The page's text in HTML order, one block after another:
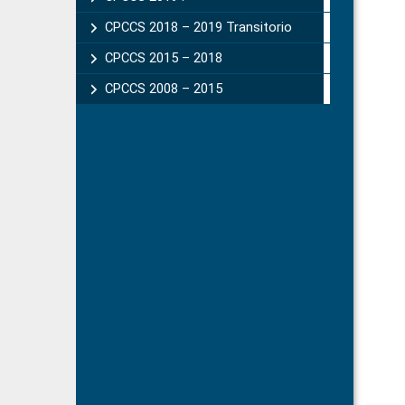
CPCCS 2018 – 2019 Transitorio
CPCCS 2015 – 2018
CPCCS 2008 – 2015